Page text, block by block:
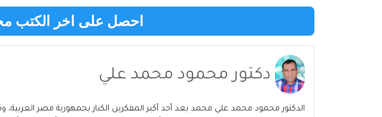
احصل على اخر الكتب
دكتور محمود محمد علي
الدكتور محمود محمد علي محمد يعد أحد أكبر المفكرين الكبار بجمهورية مصر